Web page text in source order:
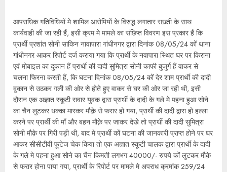
आपराधिक गतिविधियों मे शामिल आरोपियों के विरुद्ध लगातार सख़्ती के साथ
कार्यवाही की जा रही हैं, इसी क्रम मे मामले का संछिप्त विवरण इस प्रकार हैं कि
प्रार्थी प्रशांत सोनी साकिन नावापारा गांधीनगर द्वारा दिनांक 08/05/24 कों थाना
गांधीनगर आकर रिपोर्ट दर्ज कराया गया कि प्रार्थी के नवापारा स्थित घर पर किराना
एवं मोबाइल का दुकान हैं प्रार्थी की दादी सुमित्रा सोनी काफी बुजुर्ग हैं वाकर से
चलना फिरना करती हैं, कि घटना दिनांक 08/05/24 कों देर शाम प्रार्थी की दादी
दुकान से उठकर गली की ओर से होते हुए वाकर से घर की ओर जा रही थी, इसी
दौरान एक अज्ञात स्कूटी सवार युवक द्वारा प्रार्थी के दादी के गले मे पहना हुआ सोने
का चैन लुटकर धक्का मारकर मौक़े से फरार हो गया, प्रार्थी की दादी द्वारा हो हल्ला
करने पर प्रार्थी की माँ और बहन मौक़े पर जाकर देखे तो प्रार्थी की दादी सुमित्रा
सोनी मौक़े पर गिरी पड़ी थी, बाद मे प्रार्थी कों घटना की जानकारी प्राप्त होने पर घर
आकर सीसीटीवी फूटेज चेक किया तो एक अज्ञात स्कूटी चालक द्वारा प्रार्थी के दादी
के गले मे पहना हुआ सोने का चैन किमती लगभग 40000/- रुपये कों लुटकर मौक़े
से फरार होना पाया गया, प्रार्थी के रिपोर्ट पर मामले मे अपराध क्रमांक 259/24